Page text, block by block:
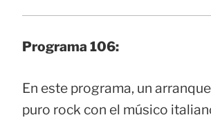
Programa 106:
En este programa, un
puro rock con el músico